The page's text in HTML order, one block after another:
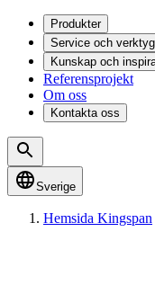
Produkter
Service och verktyg
Kunskap och
Referensprojekt
Om oss
Kontakta oss
Sverige
Hemsida Kingspan